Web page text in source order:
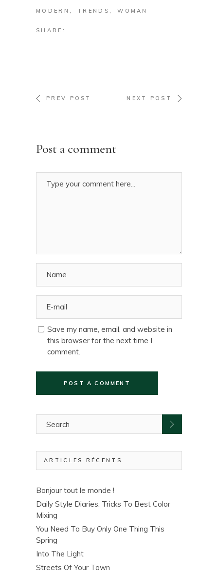
MODERN TRENDS WOMAN
SHARE:
PREV POST NEXT POST
Post a comment
Save my name, email, and website in
this browser for the next time I
comment.
POST A COMMENT
ARTICLES RÉCENTS
Bonjour tout le monde !
Daily Style Diaries: Tricks To Best Color
Mixing
You Need To Buy Only One Thing This
Spring
Into The Light
Streets Of Your Town